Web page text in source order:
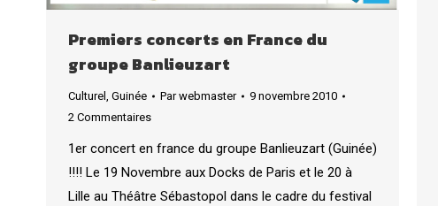
Premiers concerts en France du
groupe Banlieuzart
Culturel , Guinée Parwebmaster
9 novembre 2010
2 Commentaires
1er concert en france du groupe Banlieuzart (Guinée)
!!!! Le 19 Novembre aux Docks de Paris et le 20 à
Lille au Théâtre Sébastopol dans le cadre du festival